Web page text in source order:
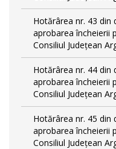
Hotărârea nr. 43 din
aprobarea încheierii
Consiliul Județean
Hotărârea nr. 44 din
aprobarea încheierii
Consiliul Județean
Hotărârea nr. 45 din
aprobarea încheierii
Consiliul Județean